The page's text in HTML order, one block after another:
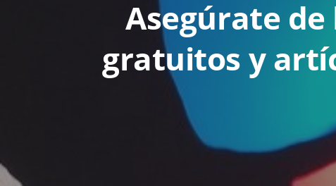
Asegúrate
gratuitos y